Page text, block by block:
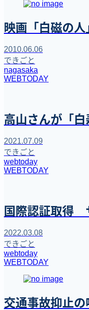
映画「白磁の
2010.06.06
できごと
nagasaka
WEBTODAY
高山さんが「白
2021.07.09
できごと
webtoday
WEBTODAY
国際認証取得
2022.03.08
できごと
webtoday
WEBTODAY
交通事故抑止